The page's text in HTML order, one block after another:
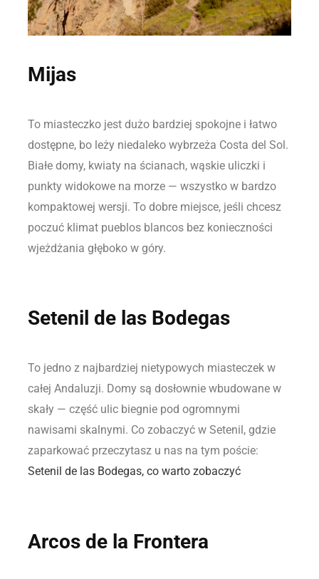
Mijas
To miasteczko jest dużo bardziej spokojne i łatwo
dostępne, bo leży niedaleko wybrzeża Costa del Sol.
Białe domy, kwiaty na ścianach, wąskie uliczki i
punkty widokowe na morze — wszystko w bardzo
kompaktowej wersji. To dobre miejsce, jeśli chcesz
poczuć klimat pueblos blancos bez konieczności
wjeżdżania głęboko w góry.
Setenil de las Bodegas
To jedno z najbardziej nietypowych miasteczek w
całej Andaluzji. Domy są dosłownie wbudowane w
skały — część ulic biegnie pod ogromnymi
nawisami skalnymi. Co zobaczyć w Setenil, gdzie
zaparkować przeczytasz u nas na tym poście:
Setenil de las Bodegas, co warto zobaczyć
Arcos de la Frontera